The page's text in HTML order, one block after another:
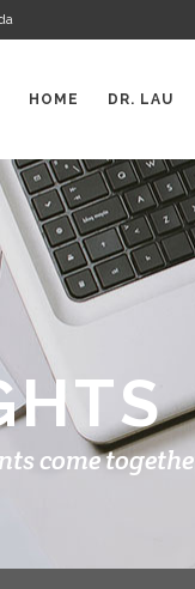
HOME DR. LAU
come